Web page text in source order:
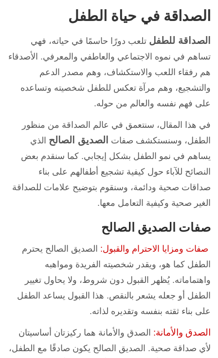
الصداقة في حياة الطفل
الصداقة للطفل تلعب دورًا حاسمًا في حياته، فهي
تساهم في نموه الاجتماعي والعاطفي والمعرفي. الأصدقاء
هم رفقاء اللعب والاستكشاف، وهم مصدر الدعم
والتشجيع، وهم مرآة تعكس للطفل شخصيته وتساعده
على فهم نفسه والعالم من حوله.
في هذا المقال، سنتعمق في عالم الصداقة من منظور
الطفل، وسنستكشف صفات
الصديق الصالح الذي
يساهم في نمو الطفل بشكل إيجابي. كما سنقدم بعض
النصائح للآباء حول كيفية تشجيع أطفالهم على بناء
صداقات صحية ودائمة، وسنقوم بتوضيح علامات للصداقة
الغير صحية وكيفية التعامل معها.
صفات الصديق الصالح
صفات ومزايا الاحترام والقبول: الصديق الصالح يحترم
الطفل كما هو، ويقدر شخصيته الفريدة ومواهبه
واهتماماته. يُظهر القبول دون شروط، ولا يحاول تغيير
الطفل أو جعله يشعر بالنقص. هذا القبول يساعد الطفل
على بناء ثقته بنفسه وتقديره لذاته.
الصدق والأمانة: الصدق والأمانة هما ركيزتان أساسيتان
لأي صداقة صحية. الصديق الصالح يكون صادقًا مع الطفل،